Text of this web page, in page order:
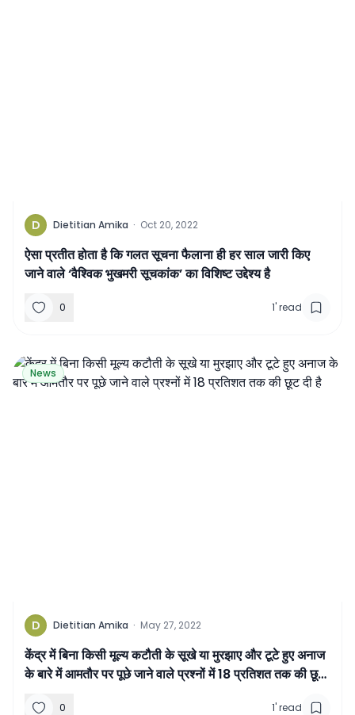
D Dietitian Amika · Oct 20, 2022
ऐसा प्रतीत होता है कि गलत सूचना फैलाना ही हर साल जारी किए
जाने वाले ‘वैश्विक भुखमरी सूचकांक’ का विशिष्‍ट उद्देश्‍य है
0 1'read
News
D Dietitian Amika · May 27, 2022
केंद्र में बिना किसी मूल्य कटौती के सूखे या मुरझाए और टूटे हुए अनाज
के बारे में आमतौर पर पूछे जाने वाले प्रश्नों में 18 प्रतिशत तक की छूट
0 1'read